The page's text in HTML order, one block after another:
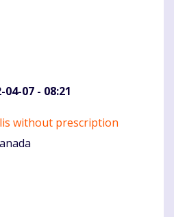
04-07 - 08:21
without prescription